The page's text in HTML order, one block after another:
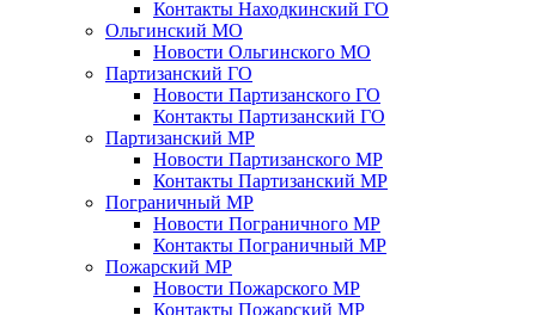
Контакты Находкинский ГО
Ольгинский МО
Новости Ольгинского МО
Партизанский ГО
Новости Партизанского ГО
Контакты Партизанский ГО
Партизанский МР
Новости Партизанского МР
Контакты Партизанский МР
Пограничный МР
Новости Пограничного МР
Контакты Пограничный МР
Пожарский МР
Новости Пожарского МР
Контакты Пожарский МР